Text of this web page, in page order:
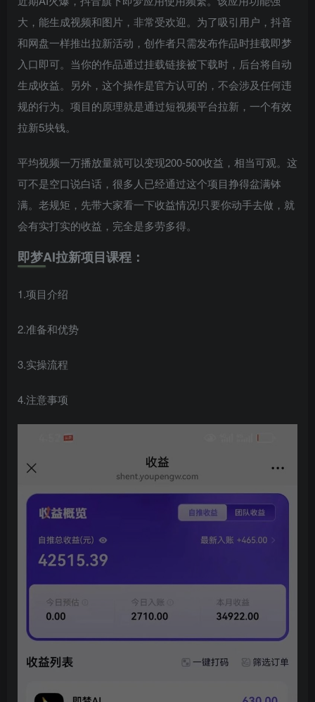
大，能生成视频和图片，非常受欢迎。为了吸引用户，抖音
和网盘一样推出拉新活动，创作者只需发布作品时挂载即梦
入口即可。当你的作品通过挂载链接被下载时，后台将自动
生成收益。另外，这个操作是官方认可的，不会涉及任何违
规的行为。项目的原理就是通过短视频平台拉新，一个有效
拉新5块钱。
平均视频一万播放量就可以变现200-500收益，相当可观。这
可不是空口说白话，很多人已经通过这个项目挣得盆满钵
满。老规矩，先带大家看一下收益情况!只要你动手去做，就
会有实打实的收益，完全是多劳多得。
即梦AI拉新项目课程：
1.项目介绍
2.准备和优势
3.实操流程
4.注意事项